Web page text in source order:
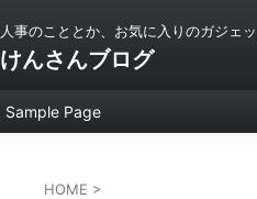
人事のこととか、お気に入りのガジェ
けんさんブログ
Sample Page
HOME >